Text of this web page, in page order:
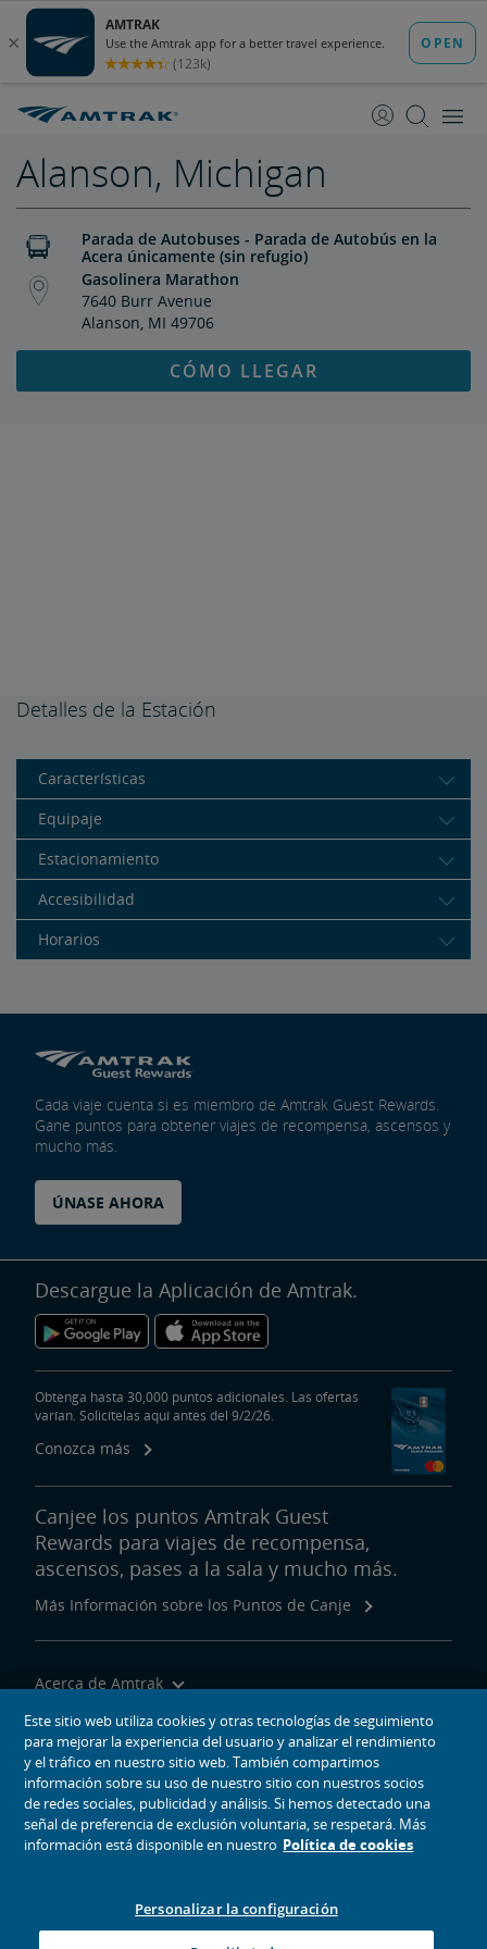
Contenido
Navegación
Alanson, Michigan
Parada de Autobuses - Parada de Autobús en la
Acera únicamente (sin refugio)
Gasolinera Marathon
7640 Burr Avenue
Alanson, MI 49706
CÓMO LLEGAR
Detalles de la Estación
Características
Equipaje
Estacionamiento
Accesibilidad
Horarios
Cada viaje cuenta si es miembro de Amtrak Guest Rewards.
Gane puntos para obtener viajes de recompensa, ascensos y
mucho más.
ÚNASE AHORA
Descargue la Aplicación de Amtrak.
Obtenga hasta 30,000 puntos adicionales. Las ofertas
varían. Solicítelas aquí antes del 9/2/26.
Conozca más
Canjee los puntos Amtrak Guest
Rewards para viajes de recompensa,
ascensos, pases a la sala y mucho más.
Más Información sobre los Puntos de Canje
Acerca de Amtrak
Viajar con Nosotros
Herramientas del Sitio
iconos de medios sociales
Este sitio web utiliza cookies y otras tecnologías de seguimiento
para mejorar la experiencia del usuario y analizar el rendimiento
y el tráfico en nuestro sitio web. También compartimos
información sobre su uso de nuestro sitio con nuestros socios
de redes sociales, publicidad y análisis. Si hemos detectado una
señal de preferencia de exclusión voluntaria, se respetará. Más
información está disponible en nuestro Política de cookies
Personalizar la configuración